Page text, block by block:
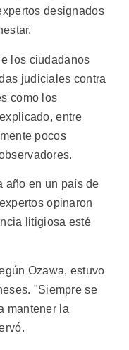
designados
los ciudadanos
judiciales contra
como los
entre
pocos
año en un país de
opinaron
litigiosa esté
Ozawa, estuvo
"Siempre se
mantener la